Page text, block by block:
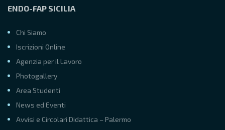
ENDO-FAP SICILIA
Chi Siamo
Iscrizioni Online
Agenzia per il Lavoro
Photogallery
Area Studenti
News ed Eventi
Avvisi e Circolari Didattica – Palermo